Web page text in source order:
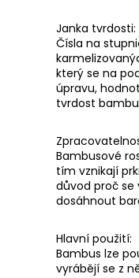
Janka tvrdosti:
Čísla na
který se na
úpravu,
tvrdost
Bambusové
tím vznikají
důvod proč se
dosáhnout
Hlavní použití:
Bambus lze
vyrábějí se z